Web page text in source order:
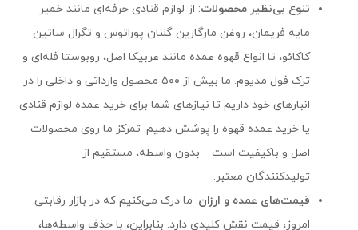
تنوع بی‌نظیر محصولات: از لوازم قنادی حرفه‌ای مانند خمیر
مایه فریمان، روغن مارگارین گلنان پوراتوس و تگرال ساتین
کاکائو، تا انواع قهوه عمده مانند عربیکا اصل، روبوستا فله‌ای و
ترک فول مدیوم. ما بیش از ۵۰۰ محصول وارداتی و داخلی را در
انبارهای خود داریم تا نیازهای شما برای خرید عمده لوازم قنادی
یا خرید عمده قهوه را پوشش دهیم. تمرکز ما روی محصولات
اصل و باکیفیت است – بدون واسطه، مستقیم از
تولیدکنندگان معتبر.
قیمت‌های عمده و ارزان: ما درک می‌کنیم که در بازار رقابتی
امروز، قیمت نقش کلیدی دارد. بنابراین، با حذف واسطه‌ها،